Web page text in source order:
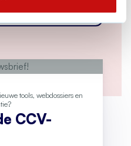
tools, webdossiers en
CCV-